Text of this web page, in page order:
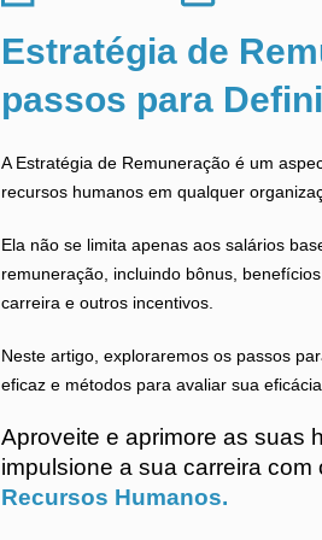
Estratégia de
passos para
A Estratégia de Remuneração é um
recursos humanos em qualquer
Ela não se limita apenas aos salários
remuneração, incluindo bônus,
carreira e outros incentivos.
Neste artigo, exploraremos os passos
eficaz e métodos para avaliar sua
Aproveite e aprimore as suas
impulsione a sua carreira
Recursos Humanos.